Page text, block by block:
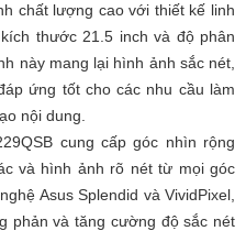
chất lượng cao với thiết kế linh
thước 21.5 inch và độ phân
này mang lại hình ảnh sắc nét,
ứng tốt cho các nhu cầu làm
nội dung.
cung cấp góc nhìn rộng
và hình ảnh rõ nét từ mọi góc
Asus Splendid và VividPixel,
phản và tăng cường độ sắc nét